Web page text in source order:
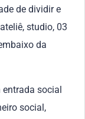
de dividir e
studio, 03
da
social
social,